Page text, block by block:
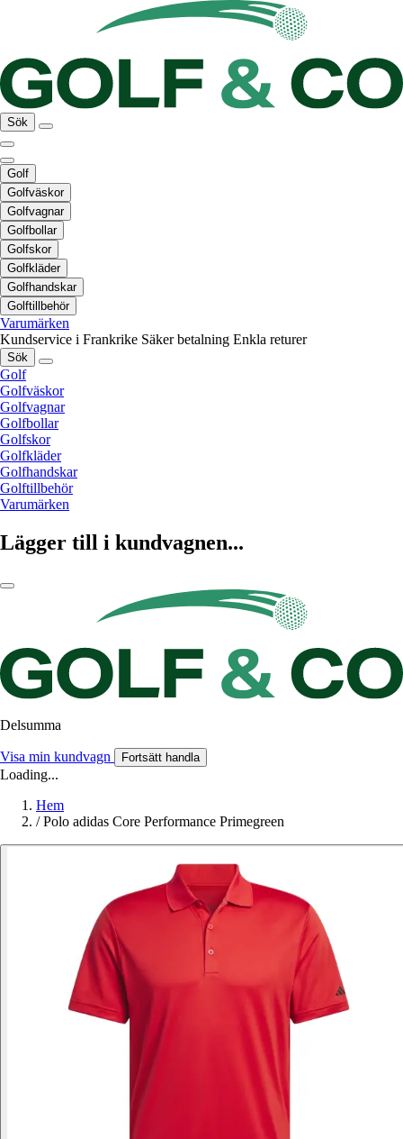
Sök
Golf
Golfväskor
Golfvagnar
Golfbollar
Golfskor
Golfkläder
Golfhandskar
Golftillbehör
Varumärken
Kundservice i Frankrike Säker betalning Enkla returer
Sök
Golf
Golfväskor
Golfvagnar
Golfbollar
Golfskor
Golfkläder
Golfhandskar
Golftillbehör
Varumärken
Lägger till i kundvagnen...
Delsumma
Visa min kundvagn Fortsätt handla
Loading...
Hem
/ Polo adidas Core Performance Primegreen